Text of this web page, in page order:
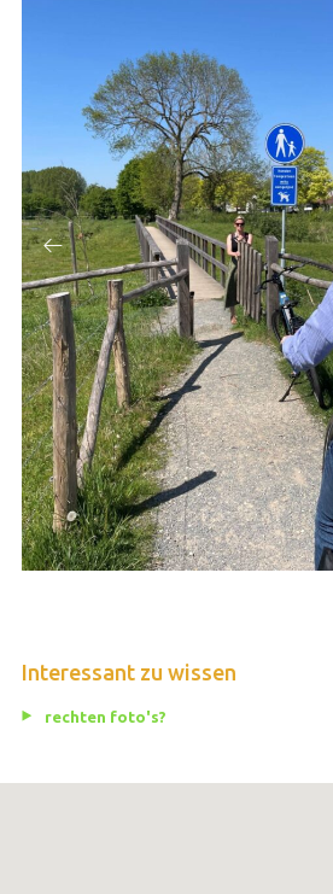
Interessant zu wissen
rechten foto's?